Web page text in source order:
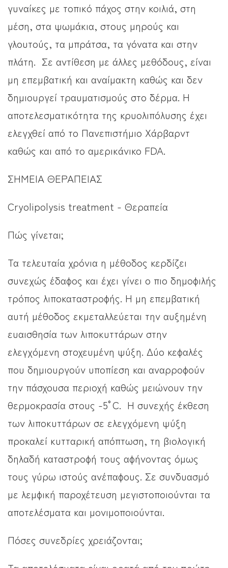
γυναίκες με τοπικό πάχος στην κοιλιά, στη
μέση, στα ψωμάκια, στους μηρούς και
γλουτούς, τα μπράτσα, τα γόνατα και στην
πλάτη. Σε αντίθεση με άλλες μεθόδους, είναι
μη επεμβατική και αναίμακτη καθώς και δεν
δημιουργεί τραυματισμούς στο δέρμα. Η
αποτελεσματικότητα της κρυολιπόλυσης έχει
ελεγχθεί από το Πανεπιστήμιο Χάρβαρντ
καθώς και από το αμερικάνικο FDA.
ΣΗΜΕΙΑ ΘΕΡΑΠΕΙΑΣ
Cryolipolysis treatment - Θεραπεία
Πώς γίνεται;
Τα τελευταία χρόνια η μέθοδος κερδίζει
συνεχώς έδαφος και έχει γίνει ο πιο δημοφιλής
τρόπος λιποκαταστροφής. Η μη επεμβατική
αυτή μέθοδος εκμεταλλεύεται την αυξημένη
ευαισθησία των λιποκυττάρων στην
ελεγχόμενη στοχευμένη ψύξη. Δύο κεφαλές
που δημιουργούν υποπίεση και αναρροφούν
την πάσχουσα περιοχή καθώς μειώνουν την
θερμοκρασία στους -5°C. Η συνεχής έκθεση
των λιποκυττάρων σε ελεγχόμενη ψύξη
προκαλεί κυτταρική απόπτωση, τη βιολογική
δηλαδή καταστροφή τους αφήνοντας όμως
τους γύρω ιστούς ανέπαφους. Σε συνδυασμό
με λεμφική παροχέτευση μεγιστοποιούνται τα
αποτελέσματα και μονιμοποιούνται.
Πόσες συνεδρίες χρειάζονται;